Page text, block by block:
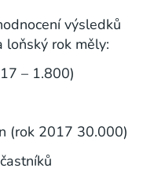
výsledků
loňský rok měly:
– 1.800)
(rok 2017 30.000)